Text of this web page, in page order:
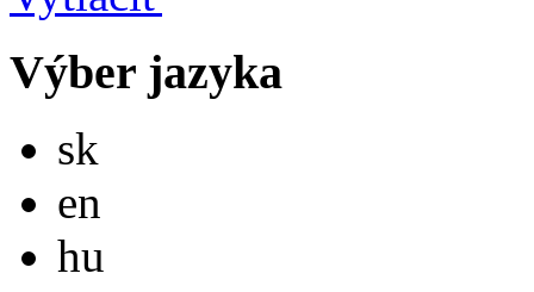
Výber jazyka
sk
en
hu